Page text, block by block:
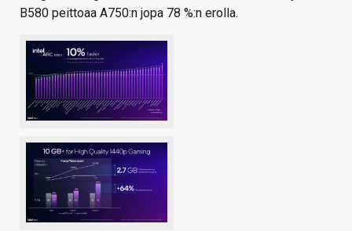
B580 peittoaa A750:n jopa 78 %:n erolla.